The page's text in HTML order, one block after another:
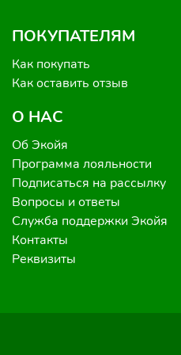
ПОКУПАТЕЛЯМ
Как покупать
Как оставить отзыв
О НАС
Об Экойя
Программа лояльности
Подписаться на рассылку
Вопросы и ответы
Служба поддержки Экойя
Контакты
Реквизиты